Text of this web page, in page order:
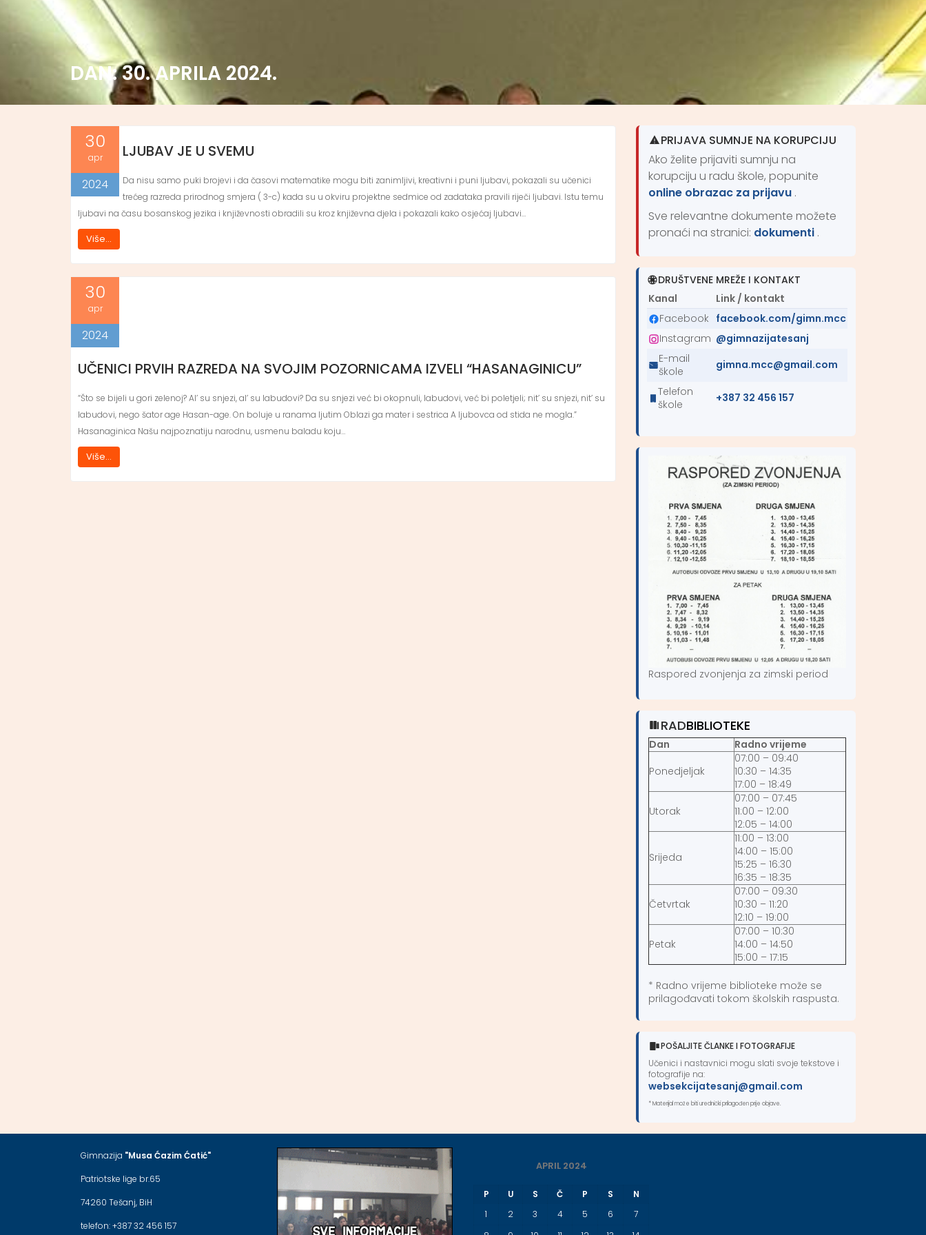
DAN:30. APRILA 2024.
30
apr
2024
LJUBAV JE U SVEMU
Da nisu samo puki brojevi i da časovi matematike mogu biti zanimljivi, kreativni i puni ljubavi, pokazali su učenici
trećeg razreda prirodnog smjera ( 3-c) kada su u okviru projektne sedmice od zadataka pravili riječi ljubavi. Istu temu
ljubavi na času bosanskog jezika i književnosti obradili su kroz književna djela i pokazali kako osjećaj ljubavi…
Više...
30
apr
2024
UČENICI PRVIH RAZREDA NA SVOJIM POZORNICAMA IZVELI “HASANAGINICU”
“Što se bijeli u gori zelenoj? Al’ su snjezi, al’ su labudovi? Da su snjezi već bi okopnuli, labudovi, već bi poletjeli; nit’ su snjezi, nit’ su
labudovi, nego šator age Hasan-age. On boluje u ranama ljutim Oblazi ga mater i sestrica A ljubovca od stida ne mogla.”
Hasanaginica Našu najpoznatiju narodnu, usmenu baladu koju…
Više...
PRIJAVA SUMNJE NA KORUPCIJU
Ako želite prijaviti sumnju na
korupciju u radu škole, popunite
online obrazac za prijavu .
Sve relevantne dokumente možete
pronaći na stranici: dokumenti .
DRUŠTVENE MREŽE I KONTAKT
Kanal
Link / kontakt
Facebook facebook.com/gimn.mcc
Instagram @gimnazijatesanj
E-mail
škole
gimna.mcc@gmail.com
Telefon
škole
+387 32 456 157
Raspored zvonjenja za zimski period
RADBIBLIOTEKE
Dan
Radno vrijeme
Ponedjeljak
07:00 – 09:40
10:30 – 14:35
17:00 – 18:49
Utorak
07:00 – 07:45
11:00 – 12:00
12:05 – 14:00
Srijeda
11:00 – 13:00
14:00 – 15:00
15:25 – 16:30
16:35 – 18:35
Četvrtak
07:00 – 09:30
10:30 – 11:20
12:10 – 19:00
Petak
07:00 – 10:30
14:00 – 14:50
15:00 – 17:15
* Radno vrijeme biblioteke može se
prilagođavati tokom školskih raspusta.
POŠALJITE ČLANKE I FOTOGRAFIJE
Učenici i nastavnici mogu slati svoje tekstove i
fotografije na:
websekcijatesanj@gmail.com
* Materijal može biti urednički prilagođen prije objave.
Gimnazija "Musa Ćazim Ćatić"
Patriotske lige br.65
74260 Tešanj, BiH
telefon: +387 32 456 157
APRIL 2024
P U S Č P S
N
1
2 3 4 5 6
7